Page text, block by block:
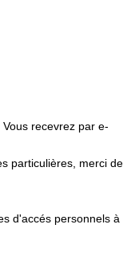
recevrez par e-
particulières, merci de
d'accés personnels à